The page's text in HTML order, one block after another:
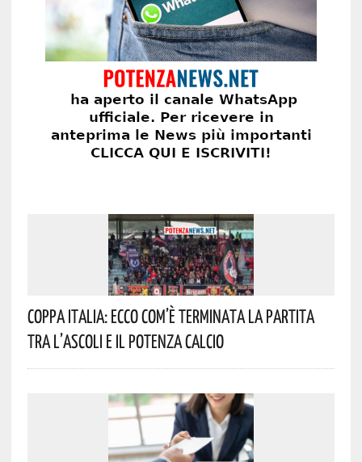
Coppa Italia: Ecco Com’è Terminata La Partita
Tra L’Ascoli E Il Potenza Calcio